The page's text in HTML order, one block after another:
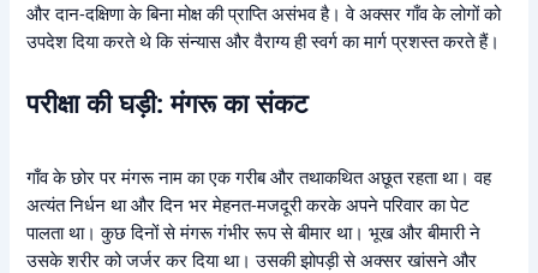
और दान-दक्षिणा के बिना मोक्ष की प्राप्ति असंभव है। वे अक्सर गाँव के लोगों को
उपदेश दिया करते थे कि संन्यास और वैराग्य ही स्वर्ग का मार्ग प्रशस्त करते हैं।
परीक्षा की घड़ी: मंगरू का संकट
गाँव के छोर पर मंगरू नाम का एक गरीब और तथाकथित अछूत रहता था। वह
अत्यंत निर्धन था और दिन भर मेहनत-मजदूरी करके अपने परिवार का पेट
पालता था। कुछ दिनों से मंगरू गंभीर रूप से बीमार था। भूख और बीमारी ने
उसके शरीर को जर्जर कर दिया था। उसकी झोपड़ी से अक्सर खांसने और